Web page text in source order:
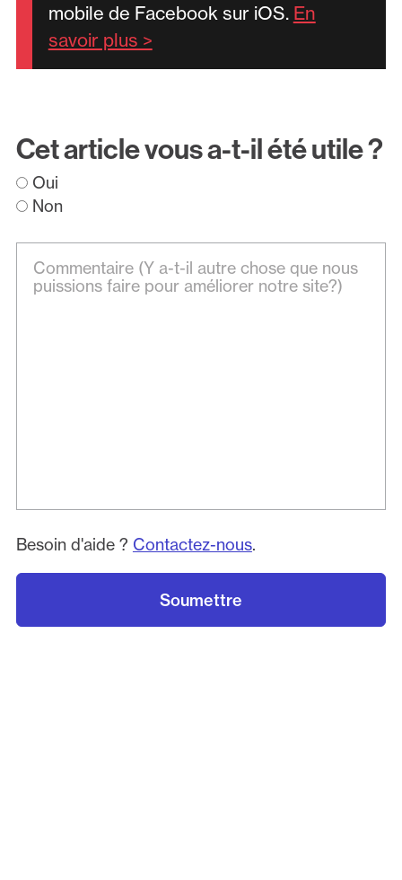
mobile de Facebook sur iOS. En
savoir plus >
Cet article vous a-t-il été utile ?
Oui
Non
Besoin d'aide ? Contactez-nous.
Soumettre